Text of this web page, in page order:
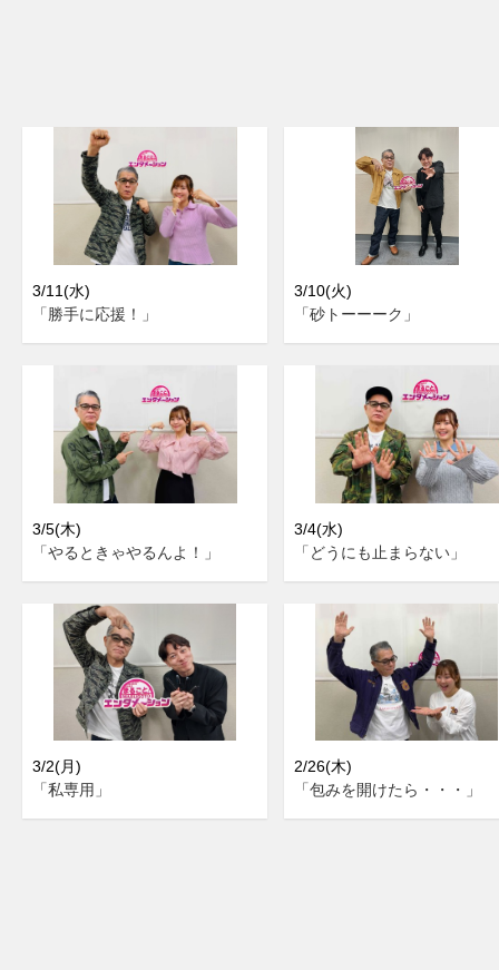
3/11(水)
「勝手に応援！」
3/10(火)
「砂トーーーク」
3/5(木)
「やるときゃやるんよ！」
3/4(水)
「どうにも止まらない」
3/2(月)
「私専用」
2/26(木)
「包みを開けたら・・・」